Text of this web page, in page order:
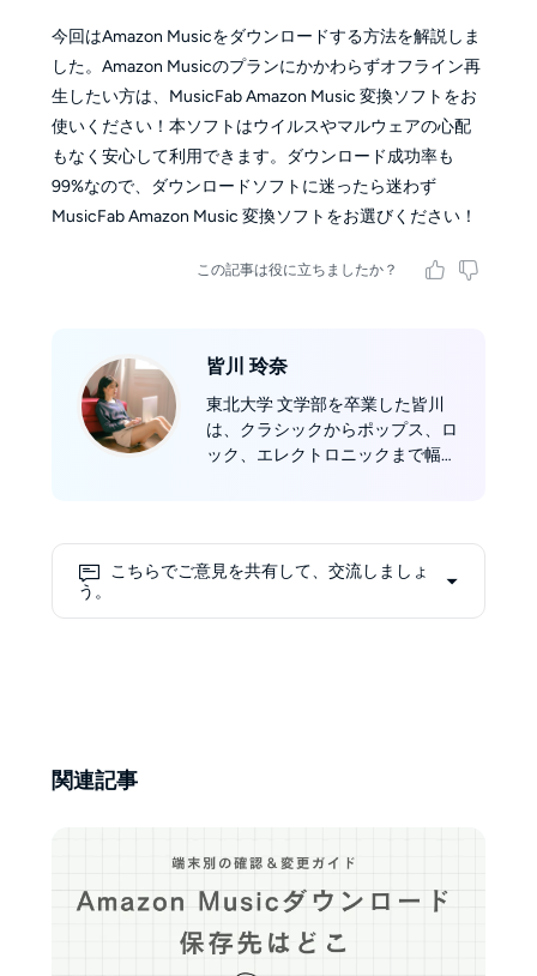
今回はAmazon Musicをダウンロードする方法を解説しま
した。Amazon Musicのプランにかかわらずオフライン再
生したい方は、MusicFab Amazon Music 変換ソフトをお
使いください！本ソフトはウイルスやマルウェアの心配
もなく安心して利用できます。ダウンロード成功率も
99%なので、ダウンロードソフトに迷ったら迷わず
MusicFab Amazon Music 変換ソフトをお選びください！
この記事は役に立ちましたか？
皆川 玲奈
東北大学 文学部を卒業した皆川
は、クラシックからポップス、ロ
ック、エレクトロニックまで幅広
やすい実践的な解説を提供してい
こちらでご意見を共有して、交流しましょ
う。
関連記事